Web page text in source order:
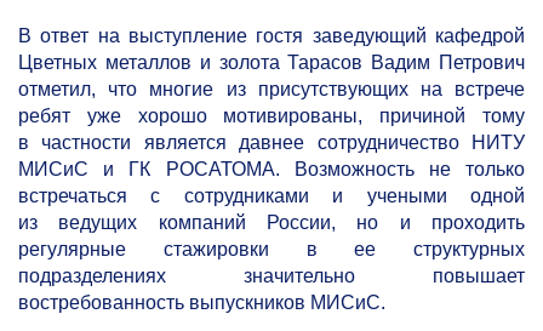
В ответ на выступление гостя заведующий кафедрой
Цветных металлов и золота Тарасов Вадим Петрович
отметил, что многие из присутствующих на встрече
ребят уже хорошо мотивированы, причиной тому
в частности является давнее сотрудничество НИТУ
МИСиС и ГК РОСАТОМА. Возможность не только
встречаться с сотрудниками и учеными одной
из ведущих компаний России, но и проходить
регулярные стажировки в ее структурных
подразделениях значительно повышает
востребованность выпускников МИСиС.